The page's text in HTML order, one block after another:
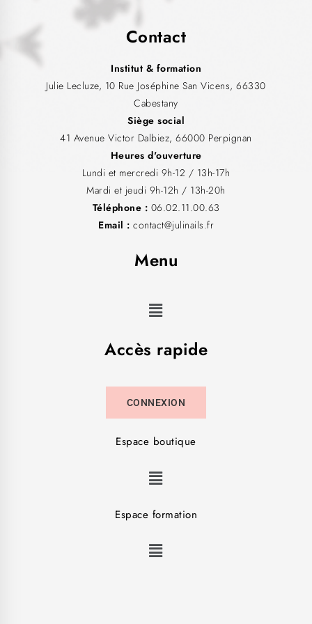
Contact
Institut & formation
Julie Lecluze, 10 Rue Joséphine San Vicens, 66330
Cabestany
Siège social
41 Avenue Victor Dalbiez, 66000 Perpignan
Heures d'ouverture
Lundi et mercredi 9h-12 / 13h-17h
Mardi et jeudi 9h-12h / 13h-20h
Téléphone : 06.02.11.00.63
Email : contact@julinails.fr
Menu
Accès rapide
CONNEXION
Espace boutique
Espace formation